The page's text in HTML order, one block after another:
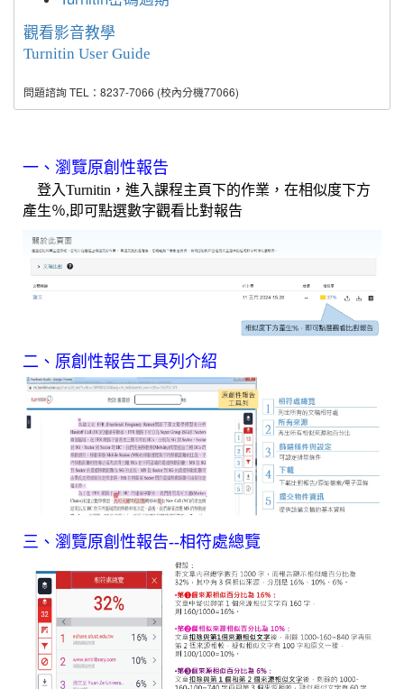
觀看影音教學
Turnitin User Guide
問題諮詢 TEL：8237-7066 (校內分機77066)
一、瀏覽原創性報告
登入Turnitin，進入課程主頁下的作業，在相似度下方
產生％,即可點選數字觀看比對報告
二、原創性報告工具列介紹
三、瀏覽原創性報告--相符處總覽